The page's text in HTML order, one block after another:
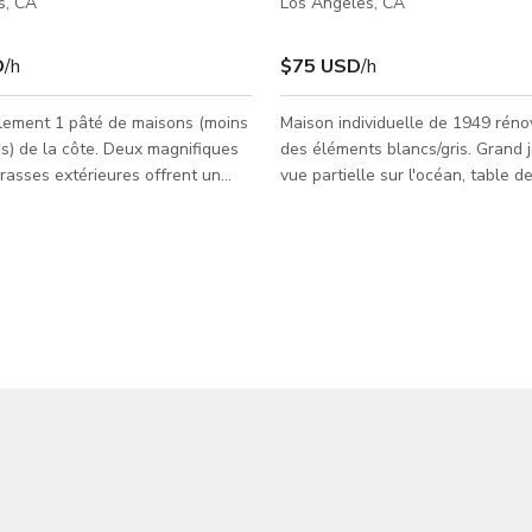
/h
1 pâté de maisons (moins
de la côte. Deux magnifiques
extérieures offrent un
$75 USD/h
Maison individuelle de 1949
des éléments blancs/gris. Grand
vue partielle sur l'océan, table